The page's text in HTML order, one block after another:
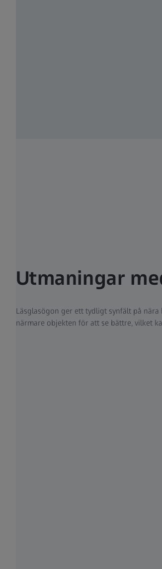
Utmaningar
Läsglasögon ger ett tydligt synfält på
närmare objekten för att se bättre, vilket